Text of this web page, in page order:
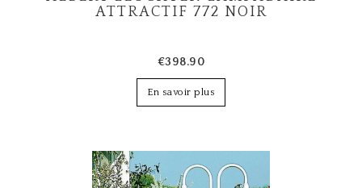
ATTRACTIF 772 NOIR
€398.90
En savoir plus